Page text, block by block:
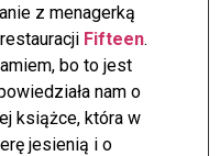
z menagerką
Fifteen.
bo to jest
nam o
książce, która w
jesienią i o